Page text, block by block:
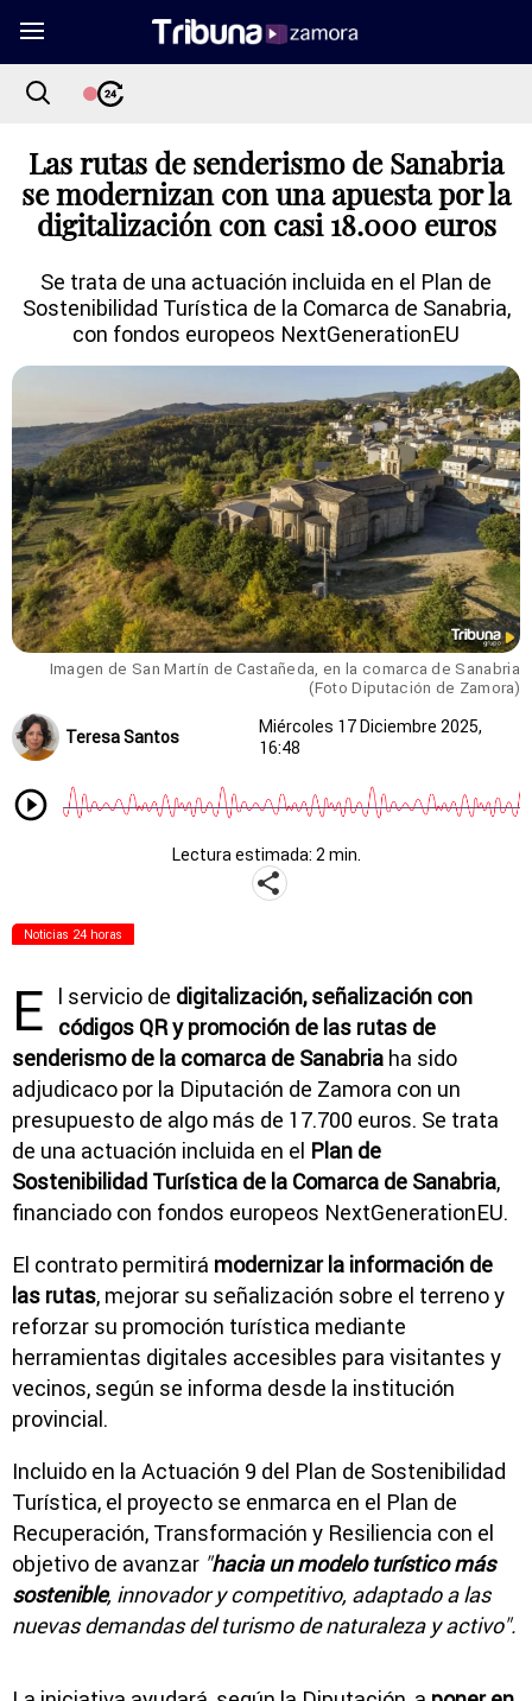
Las rutas de senderismo de Sanabria
se modernizan con una apuesta por la
digitalización con casi 18.000 euros
Se trata de una actuación incluida en el Plan de
Sostenibilidad Turística de la Comarca de Sanabria,
con fondos europeos NextGenerationEU
Imagen de San Martín de Castañeda, en la comarca de Sanabria
(Foto Diputación de Zamora)
Teresa Santos
Miércoles 17 Diciembre 2025,
16:48
Lectura estimada: 2 min.
Noticias 24 horas
E l servicio de digitalización, señalización con
códigos QR y promoción de las rutas de
senderismo de la comarca de Sanabria ha sido
adjudicaco por la Diputación de Zamora con un
presupuesto de algo más de 17.700 euros. Se trata
de una actuación incluida en el Plan de
Sostenibilidad Turística de la Comarca de Sanabria,
financiado con fondos europeos NextGenerationEU.
El contrato permitirá modernizar la información de
las rutas, mejorar su señalización sobre el terreno y
reforzar su promoción turística mediante
herramientas digitales accesibles para visitantes y
vecinos, según se informa desde la institución
provincial.
Incluido en la Actuación 9 del Plan de Sostenibilidad
Turística, el proyecto se enmarca en el Plan de
Recuperación, Transformación y Resiliencia con el
objetivo de avanzar "hacia un modelo turístico más
sostenible, innovador y competitivo, adaptado a las
nuevas demandas del turismo de naturaleza y activo".